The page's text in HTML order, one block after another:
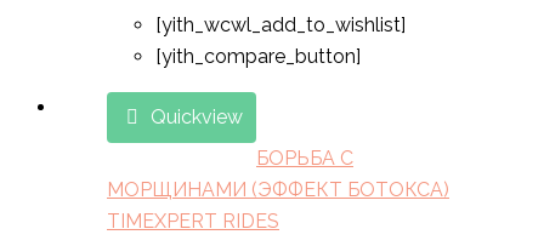
[yith_wcwl_add_to_wishlist]
[yith_compare_button]
Quickview
БОРЬБА С
МОРЩИНАМИ (ЭФФЕКТ БОТОКСА)
TIMEXPERT RIDES